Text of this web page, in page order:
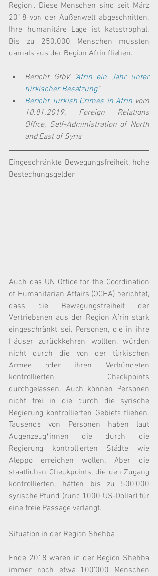
Region". Diese Menschen sind seit März
2018 von der Außenwelt abgeschnitten.
Ihre humanitäre Lage ist katastrophal.
Bis zu 250.000 Menschen mussten
damals aus der Region Afrin fliehen.
Bericht GfbV "Afrin ein Jahr unter
türkischer Besatzung"
Bericht Turkish Crimes in Afrin vom
10.01.2019, Foreign Relations
Office, Self-Administration of North
and East of Syria
Eingeschränkte Bewegungsfreiheit, hohe
Bestechungsgelder
Auch das UN Office for the Coordination
of Humanitarian Affairs (OCHA) berichtet,
dass die Bewegungsfreiheit der
Vertriebenen aus der Region Afrin stark
eingeschränkt sei. Personen, die in ihre
Häuser zurückkehren wollten, würden
nicht durch die von der türkischen
Armee oder ihren Verbündeten
kontrollierten Checkpoints
durchgelassen. Auch können Personen
nicht frei in die durch die syrische
Regierung kontrollierten Gebiete fliehen.
Tausende von Personen haben laut
Augenzeug*innen die durch die
Regierung kontrollierten Städte wie
Aleppo erreichen wollen. Aber die
staatlichen Checkpoints, die den Zugang
kontrollierten, hätten bis zu 500‘000
syrische Pfund (rund 1000 US-Dollar) für
eine freie Passage verlangt.
Situation in der Region Shehba
Ende 2018 waren in der Region Shehba
immer noch etwa 100’000 Menschen